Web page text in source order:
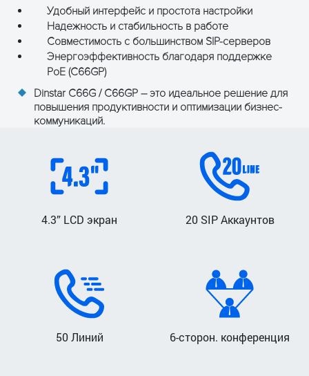
Удобный интерфейс и простота настройки
Надежность и стабильность в работе
Совместимость с большинством SIP-серверов
Энергоэффективность благодаря поддержке
PoE (C66GP)
Dinstar C66G / C66GP – это идеальное решение для
повышения продуктивности и оптимизации бизнес-
коммуникаций.
комфортного шума (КПГ)
Тип экрана Графический LCD
Размеры (прибл.)
подставки) и
238x223x168mm (с
Вес (прибл.)
устройство 700г, подставка
Рабочая
Возможность
крепить на стену
4.3” LCD экран 20 SIP Аккаунтов
50 Линий 6-сторон. конференция